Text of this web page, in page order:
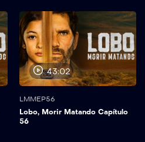
43:02
LMMEP56
Lobo, Morir Matando Capítulo
56